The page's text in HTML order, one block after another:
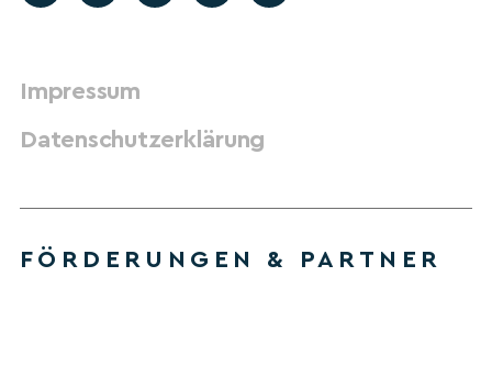
Impressum
Datenschutzerklärung
FÖRDERUNGEN & PARTNER